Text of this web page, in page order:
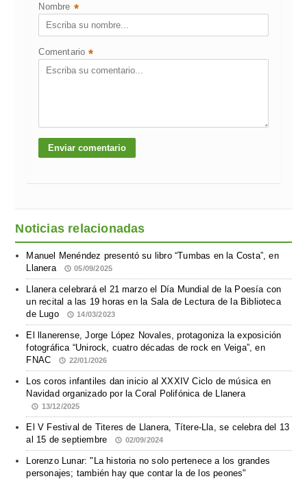
Nombre *
Comentario *
Noticias relacionadas
Manuel Menéndez presentó su libro “Tumbas en la Costa”, en
Llanera
05/09/2025
Llanera celebrará el 21 marzo el Día Mundial de la Poesía con
un recital a las 19 horas en la Sala de Lectura de la Biblioteca
de Lugo
14/03/2023
El llanerense, Jorge López Novales, protagoniza la exposición
fotográfica “Unirock, cuatro décadas de rock en Veiga”, en
FNAC
22/01/2026
Los coros infantiles dan inicio al XXXIV Ciclo de música en
Navidad organizado por la Coral Polifónica de Llanera
13/12/2025
El V Festival de Titeres de Llanera, Títere-Lla, se celebra del 13
al 15 de septiembre
02/09/2024
Lorenzo Lunar: "La historia no solo pertenece a los grandes
personajes; también hay que contar la de los peones"